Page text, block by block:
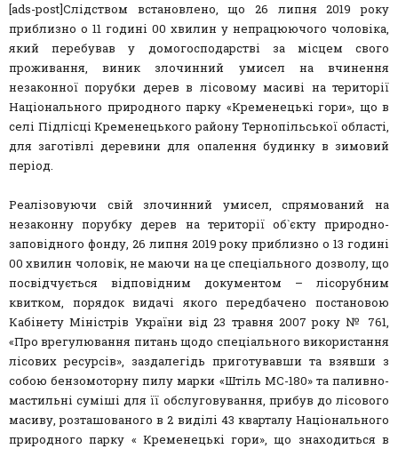
[ads-post]Слідством встановлено, що 26 липня 2019 року
приблизно о 11 годині 00 хвилин у непрацюючого чоловіка,
який перебував у домогосподарстві за місцем свого
проживання, виник злочинний умисел на вчинення
незаконної порубки дерев в лісовому масиві на території
Національного природного парку «Кременецькі гори», що в
селі Підлісці Кременецького району Тернопільської області,
для заготівлі деревини для опалення будинку в зимовий
період.
Реалізовуючи свій злочинний умисел, спрямований на
незаконну порубку дерев на території об`єкту природно-
заповідного фонду, 26 липня 2019 року приблизно о 13 годині
00 хвилин чоловік, не маючи на це спеціального дозволу, що
посвідчується відповідним документом – лісорубним
квитком, порядок видачі якого передбачено постановою
Кабінету Міністрів України від 23 травня 2007 року № 761,
«Про врегулювання питань щодо спеціального використання
лісових ресурсів», заздалегідь приготувавши та взявши з
собою бензомоторну пилу марки «Штіль МС-180» та паливно-
мастильні суміші для її обслуговування, прибув до лісового
масиву, розташованого в 2 виділі 43 кварталу Національного
природного парку « Кременецькі гори», що знаходиться в